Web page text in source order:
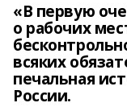
«В первую
о рабочих
всяких
печальная
России.